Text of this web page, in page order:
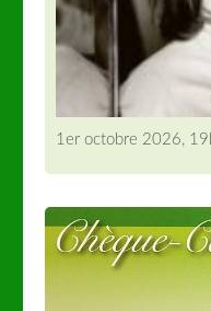
1er octobre 2026,